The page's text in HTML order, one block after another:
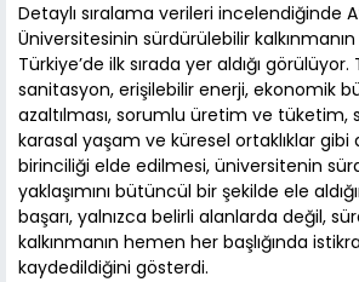
Detaylı sıralama verileri incelendiğinde
Üniversitesinin sürdürülebilir
Türkiye’de ilk sırada yer aldığı
sanitasyon, erişilebilir enerji, ekonomik
azaltılması, sorumlu üretim ve tüketim,
karasal yaşam ve küresel ortaklıklar gibi
birinciliği elde edilmesi, üniversitenin
yaklaşımını bütüncül bir şekilde ele
başarı, yalnızca belirli alanlarda değil,
kalkınmanın hemen her başlığında
kaydedildiğini gösterdi.